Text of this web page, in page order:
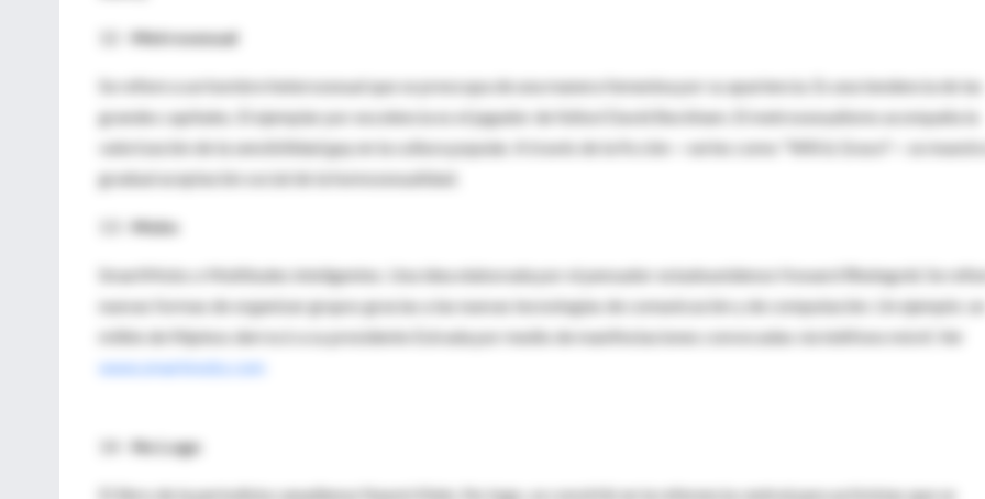
Metrosexual
Se refiere a un hombre heterosexual que se preocupa de una manera femenina por su apariencia. Es una tendencia de las
grandes capitales. El ejemplar por excelencia es el jugador de fútbol David Beckham. El metrosexualismo acompaña la
valorización de la sensibilidad gay en la cultura popular. A través de la ficción —series como "Will & Grace"— se
gradual aceptación social de la homosexualidad.
Mobs
SmartMobs o Multitudes inteligentes. Una idea elaborada por el pensador estadounidense Howard Rheingold. Se
nuevas formas de organizar grupos gracias a las nuevas tecnologías de comunicación y de computación. Un ejemplo: un
millón de filipinos derrocó a su presidente Estrada por medio de manifestaciones convocadas vía teléfono móvil. Ver
www.smartmobs.com
No Logo
El libro de la periodista canadiense Naomi Klein, No logo, se convirtió en la referencia central para activistas que se